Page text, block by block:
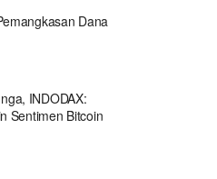
Dana
INDODAX:
Sentimen Bitcoin